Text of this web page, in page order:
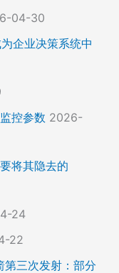
04-30
企业决策系统中
控参数 2026-
将其隐去的
24
22
三次发射：部分